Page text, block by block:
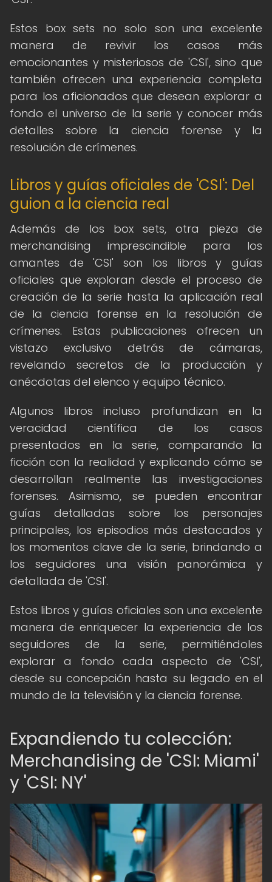
Estos box sets no solo son una excelente
manera de revivir los casos más
emocionantes y misteriosos de 'CSI', sino que
también ofrecen una experiencia completa
para los aficionados que desean explorar a
fondo el universo de la serie y conocer más
detalles sobre la ciencia forense y la
resolución de crímenes.
Libros y guías oficiales de 'CSI': Del
guion a la ciencia real
Además de los box sets, otra pieza de
merchandising imprescindible para los
amantes de 'CSI' son los libros y guías
oficiales que exploran desde el proceso de
creación de la serie hasta la aplicación real
de la ciencia forense en la resolución de
crímenes. Estas publicaciones ofrecen un
vistazo exclusivo detrás de cámaras,
revelando secretos de la producción y
anécdotas del elenco y equipo técnico.
Algunos libros incluso profundizan en la
veracidad científica de los casos
presentados en la serie, comparando la
ficción con la realidad y explicando cómo se
desarrollan realmente las investigaciones
forenses. Asimismo, se pueden encontrar
guías detalladas sobre los personajes
principales, los episodios más destacados y
los momentos clave de la serie, brindando a
los seguidores una visión panorámica y
detallada de 'CSI'.
Estos libros y guías oficiales son una excelente
manera de enriquecer la experiencia de los
seguidores de la serie, permitiéndoles
explorar a fondo cada aspecto de 'CSI',
desde su concepción hasta su legado en el
mundo de la televisión y la ciencia forense.
Expandiendo tu colección:
Merchandising de 'CSI: Miami'
y 'CSI: NY'